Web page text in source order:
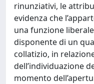
rinunziativi, le
evidenza che
una funzione
disponente di un
collatizio, in
dell’individuazione
momento